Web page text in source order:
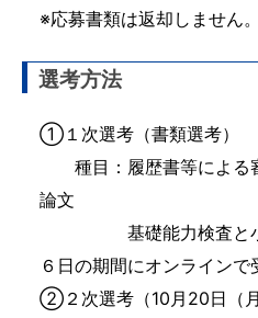
※応募書類は返却しません。
選考方法
①１次選考（書類選考）
種目：履歴書等による
論文
基礎能力検査と小論
６日の期間にオンラインで
②２次選考（10月20日（月